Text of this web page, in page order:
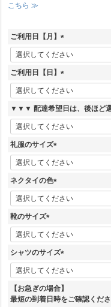
こちら ≫
ご利用日【月】
(
必
須
)
ご利用日【日】
(
必
須
)
▼▼▼ 配達希望日は、後ほど
礼服のサイズ
(
必
須
)
ネクタイの色
(
必
)
靴のサイズ
(
必
須
)
シャツのサイズ
(
必
須
)
【お急ぎの場合】
最短の到着日時をご確認くだ